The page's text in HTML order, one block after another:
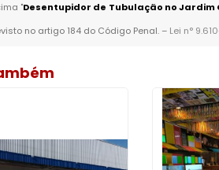
"Desentupidor de Tubulação no Jardim
no artigo 184 do Código Penal. – Lei n°